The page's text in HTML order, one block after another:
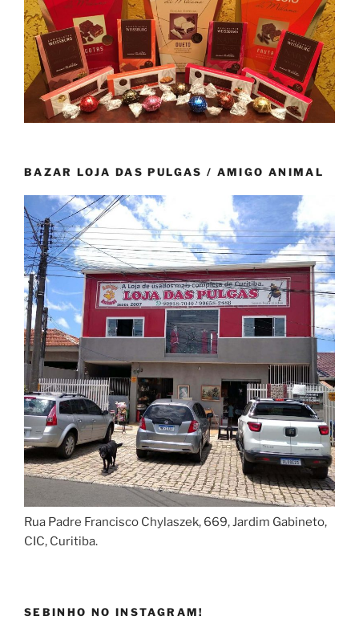
BAZAR LOJA DAS PULGAS / AMIGO ANIMAL
Rua Padre Francisco Chylaszek, 669, Jardim Gabineto,
CIC, Curitiba.
SEBINHO NO INSTAGRAM!